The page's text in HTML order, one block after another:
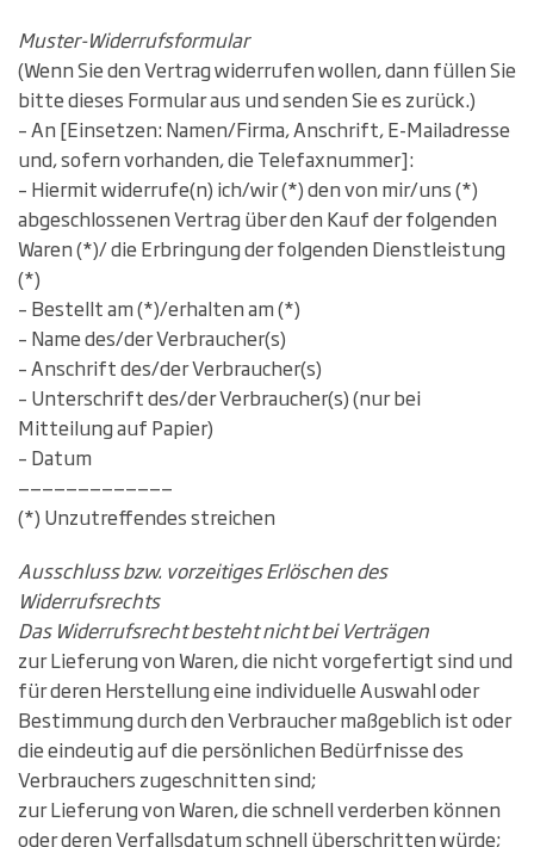
Muster-Widerrufsformular
(Wenn Sie den Vertrag widerrufen wollen, dann füllen Sie
bitte dieses Formular aus und senden Sie es zurück.)
– An [Einsetzen: Namen/Firma, Anschrift, E-Mailadresse
und, sofern vorhanden, die Telefaxnummer]:
– Hiermit widerrufe(n) ich/wir (*) den von mir/uns (*)
abgeschlossenen Vertrag über den Kauf der folgenden
Waren (*)/ die Erbringung der folgenden Dienstleistung
(*)
– Bestellt am (*)/erhalten am (*)
– Name des/der Verbraucher(s)
– Anschrift des/der Verbraucher(s)
– Unterschrift des/der Verbraucher(s) (nur bei
Mitteilung auf Papier)
– Datum
—————————————
(*) Unzutreffendes streichen
Ausschluss bzw. vorzeitiges Erlöschen des
Widerrufsrechts
Das Widerrufsrecht besteht nicht bei Verträgen
zur Lieferung von Waren, die nicht vorgefertigt sind und
für deren Herstellung eine individuelle Auswahl oder
Bestimmung durch den Verbraucher maßgeblich ist oder
die eindeutig auf die persönlichen Bedürfnisse des
Verbrauchers zugeschnitten sind;
zur Lieferung von Waren, die schnell verderben können
oder deren Verfallsdatum schnell überschritten würde;